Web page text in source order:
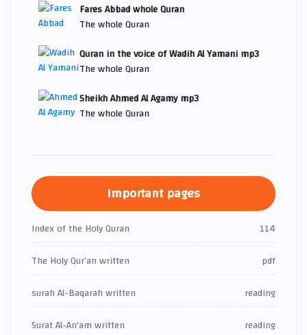
Fares Abbad whole Quran
The whole Quran
Quran in the voice of Wadih Al Yamani mp3
The whole Quran
Sheikh Ahmed Al Agamy mp3
The whole Quran
Important pages
Index of the Holy Quran
114
The Holy Qur’an written
pdf
surah Al-Baqarah written
reading
Surat Al-An'am written
reading